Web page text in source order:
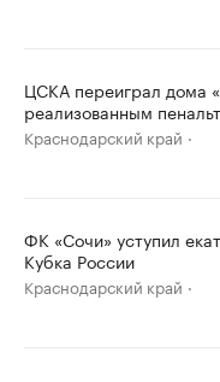
ЦСКА переиграл дома
реализованным
Краснодарский край
ФК «Сочи» уступил
Кубка России
Краснодарский край